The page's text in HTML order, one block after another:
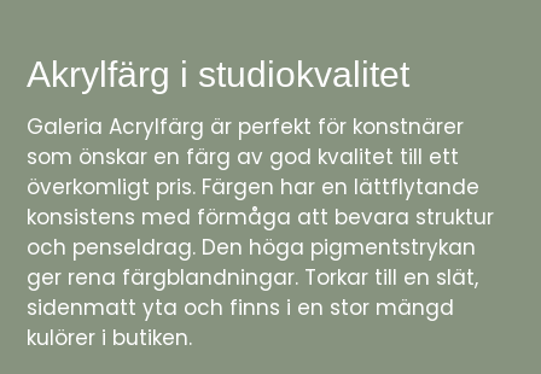
Akrylfärg i studiokvalitet
Galeria Acrylfärg är perfekt för konstnärer
som önskar en färg av god kvalitet till ett
överkomligt pris. Färgen har en lättflytande
konsistens med förmåga att bevara struktur
och penseldrag. Den höga pigmentstrykan
ger rena färgblandningar. Torkar till en slät,
sidenmatt yta och finns i en stor mängd
kulörer i butiken.